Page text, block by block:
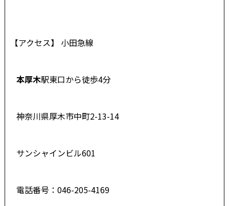
【アクセス】 小田急線
本厚木駅東口から徒歩4分
神奈川県厚木市中町2-13-14
サンシャインビル601
電話番号：046-205-4169